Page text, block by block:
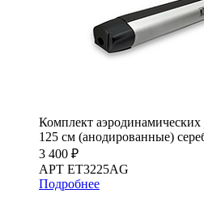
Комплект аэродинамических
125 см (анодированные)
3 400 ₽
АРТ ET3225AG
Подробнее